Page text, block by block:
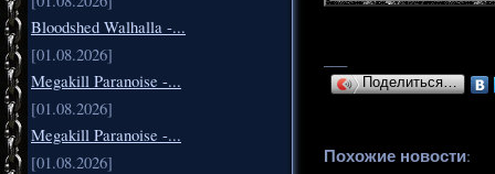
Bloodshed Walhalla -...
[01.08.2026]
Megakill Paranoise -...
[01.08.2026]
Megakill Paranoise -...
[01.08.2026]
Поделиться…
Похожие новости: